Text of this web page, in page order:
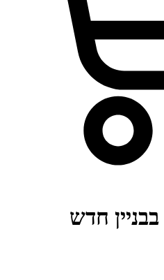
חדש